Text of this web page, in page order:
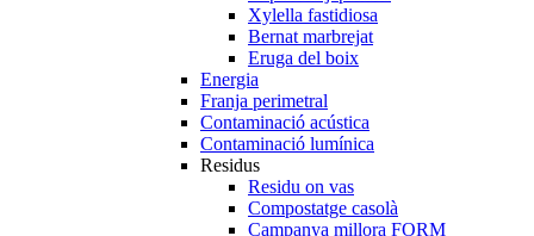
Xylella fastidiosa
Bernat marbrejat
Eruga del boix
Energia
Franja perimetral
Contaminació acústica
Contaminació lumínica
Residus
Residu on vas
Compostatge casolà
Campanya millora FORM